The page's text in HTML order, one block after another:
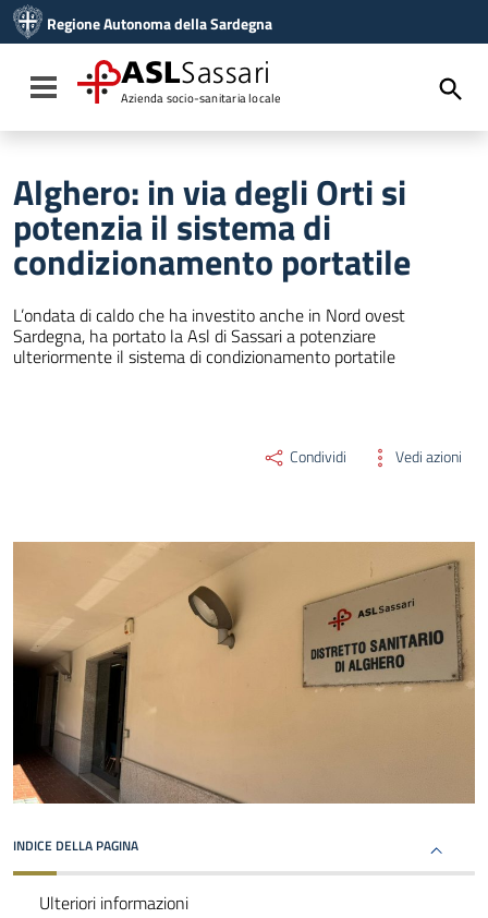
Vai al menu di navigazione
Vai al footer
Regione Autonoma della Sardegna
Toggle navigation
ASLSassari
Azienda socio-sanitaria locale
Alghero: in via degli Orti si
potenzia il sistema di
condizionamento portatile
L’ondata di caldo che ha investito anche in Nord ovest
Sardegna, ha portato la Asl di Sassari a potenziare
ulteriormente il sistema di condizionamento portatile
Condividi Vedi azioni
INDICE DELLA PAGINA
Ulteriori informazioni